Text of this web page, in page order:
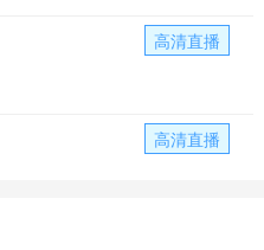
高清直播
高清直播